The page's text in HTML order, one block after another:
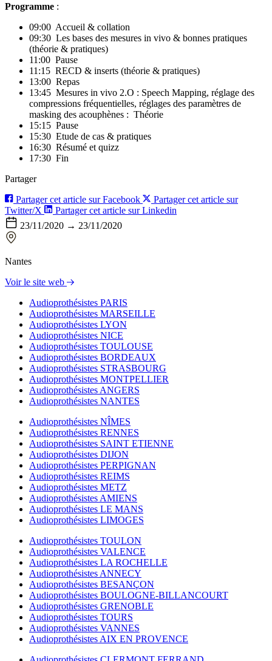
Programme :
09:00 Accueil & collation
09:30 Les bases des mesures in vivo & bonnes pratiques
(théorie & pratiques)
11:00 Pause
11:15 RECD & inserts (théorie & pratiques)
13:00 Repas
13:45 Mesures in vivo 2.O : Speech Mapping, réglage des
compressions fréquentielles, réglages des paramètres de
masking des acouphènes : Théorie
15:15 Pause
15:30 Etude de cas & pratiques
16:30 Résumé et quizz
17:30 Fin
Partager
Partager cet article sur Facebook
Partager cet article sur
Twitter/X
Partager cet article sur Linkedin
23/11/2020 → 23/11/2020
Nantes
Voir le site web
Audioprothésistes PARIS
Audioprothésistes MARSEILLE
Audioprothésistes LYON
Audioprothésistes NICE
Audioprothésistes TOULOUSE
Audioprothésistes BORDEAUX
Audioprothésistes STRASBOURG
Audioprothésistes MONTPELLIER
Audioprothésistes ANGERS
Audioprothésistes NANTES
Audioprothésistes NÎMES
Audioprothésistes RENNES
Audioprothésistes SAINT ETIENNE
Audioprothésistes DIJON
Audioprothésistes PERPIGNAN
Audioprothésistes REIMS
Audioprothésistes METZ
Audioprothésistes AMIENS
Audioprothésistes LE MANS
Audioprothésistes LIMOGES
Audioprothésistes TOULON
Audioprothésistes VALENCE
Audioprothésistes LA ROCHELLE
Audioprothésistes ANNECY
Audioprothésistes BESANÇON
Audioprothésistes BOULOGNE-BILLANCOURT
Audioprothésistes GRENOBLE
Audioprothésistes TOURS
Audioprothésistes VANNES
Audioprothésistes AIX EN PROVENCE